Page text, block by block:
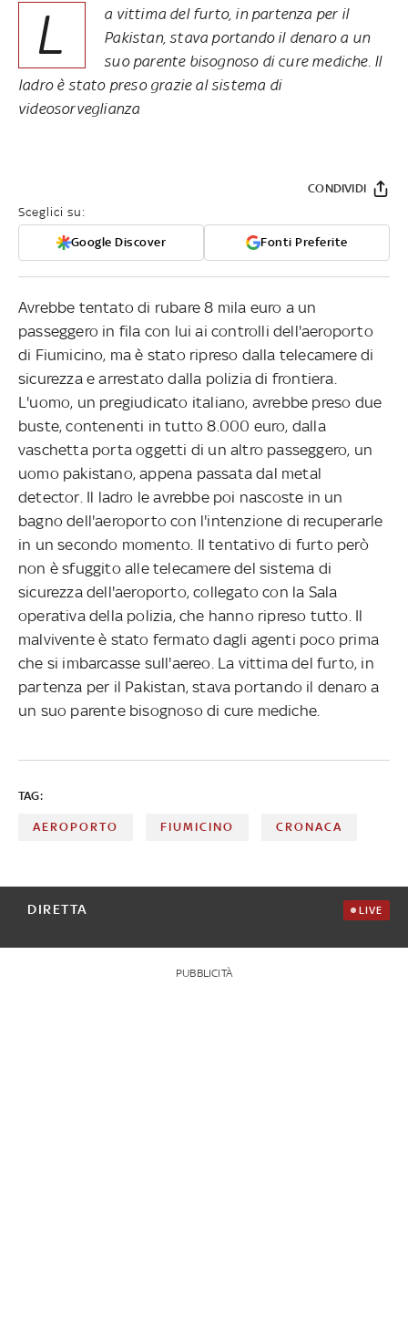
L
a vittima del furto, in partenza per il
Pakistan, stava portando il denaro a un
suo parente bisognoso di cure mediche. Il
ladro è stato preso grazie al sistema di
videosorveglianza
Sceglici su:
Google Discover Fonti Preferite
CONDIVIDI
Avrebbe tentato di rubare 8 mila euro a un
passeggero in fila con lui ai controlli dell'aeroporto
di Fiumicino, ma è stato ripreso dalla telecamere di
sicurezza e arrestato dalla polizia di frontiera.
L'uomo, un pregiudicato italiano, avrebbe preso due
buste, contenenti in tutto 8.000 euro, dalla
vaschetta porta oggetti di un altro passeggero, un
uomo pakistano, appena passata dal metal
detector. Il ladro le avrebbe poi nascoste in un
bagno dell'aeroporto con l'intenzione di recuperarle
in un secondo momento. Il tentativo di furto però
non è sfuggito alle telecamere del sistema di
sicurezza dell'aeroporto, collegato con la Sala
operativa della polizia, che hanno ripreso tutto. Il
malvivente è stato fermato dagli agenti poco prima
che si imbarcasse sull'aereo. La vittima del furto, in
partenza per il Pakistan, stava portando il denaro a
un suo parente bisognoso di cure mediche.
TAG:
AEROPORTO FIUMICINO CRONACA
DIRETTA LIVE
PUBBLICITÀ